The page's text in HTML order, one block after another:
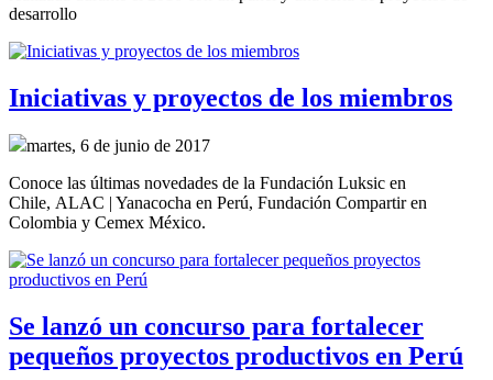
desarrollo
Iniciativas y proyectos de los miembros
martes, 6 de junio de 2017
Conoce las últimas novedades de la Fundación Luksic en
Chile, ALAC | Yanacocha en Perú, Fundación Compartir en
Colombia y Cemex México.
Se lanzó un concurso para fortalecer
pequeños proyectos productivos en Perú